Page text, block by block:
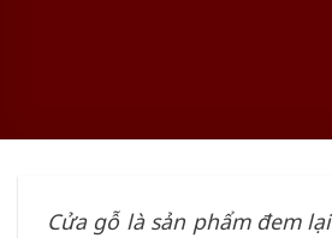
Cửa gỗ là sản phẩm đem